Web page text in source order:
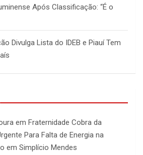
Após Classificação: “É o
Divulga Lista do IDEB e Piauí Tem
em Fraternidade Cobra da
Para Falta de Energia na
em Simplício Mendes